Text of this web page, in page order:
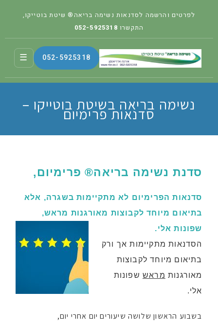
לפרטים והרשמה לסדנאות נשימה בריאה® שיטת בוטייקו,
התקשרו 052-5925318
052-5925318
☰
נשימה בריאה בשיטת בוטייקו –
סדנאות פרימיום
סדנת נשימה בריאה® פרימיום,
סדנאות הפרימיום לא מתקיימות בשגרה, אלא
בתיאום מיוחד לקבוצות מאורגנות מראש,
שפונות אלי.
הסדנאות מתקיימות אך ורק
בתיאום מיוחד לקבוצות
מאורגנות מראש שפונות
אלי.
בשבוע הראשון שלושה שיעורים יום אחרי יום,